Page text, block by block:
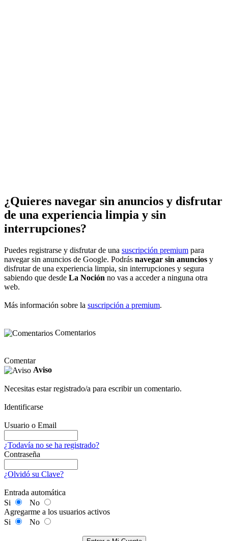
¿Quieres navegar sin anuncios y disfrutar
de una experiencia limpia y sin
interrupciones?
Puedes registrarse y disfrutar de una suscripción premium para
navegar sin anuncios de Google. Podrás navegar sin anuncios y
disfrutar de una experiencia limpia, sin interrupciones y segura
sabiendo que desde La Noción no vas a acceder a ninguna otra
web.
Más información sobre la suscripción a premium.
Comentarios
Comentar
Aviso
Necesitas estar registrado/a para escribir un comentario.
Identificarse
Usuario o Email
¿Todavía no se ha registrado?
Contraseña
¿Olvidó su Clave?
Entrada automática
Si
No
Agregarme a los usuarios activos
Si
No